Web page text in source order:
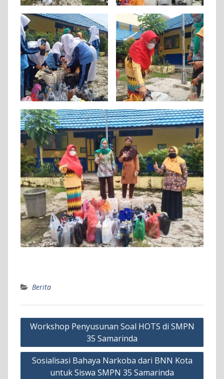
Berita
Navigasi
Workshop Penyusunan Soal HOTS di SMPN
35 Samarinda
Sosialisasi Bahaya Narkoba dari BNN Kota
untuk Siswa SMPN 35 Samarinda